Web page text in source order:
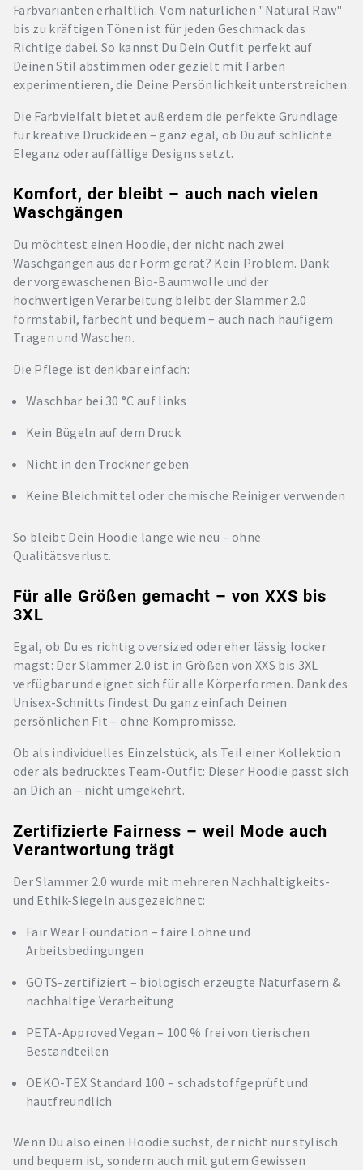
Farbvarianten erhältlich. Vom natürlichen "Natural Raw"
bis zu kräftigen Tönen ist für jeden Geschmack das
Richtige dabei. So kannst Du Dein Outfit perfekt auf
Deinen Stil abstimmen oder gezielt mit Farben
experimentieren, die Deine Persönlichkeit unterstreichen.
Die Farbvielfalt bietet außerdem die perfekte Grundlage
für kreative Druckideen – ganz egal, ob Du auf schlichte
Eleganz oder auffällige Designs setzt.
Komfort, der bleibt – auch nach vielen
Waschgängen
Du möchtest einen Hoodie, der nicht nach zwei
Waschgängen aus der Form gerät? Kein Problem. Dank
der vorgewaschenen Bio-Baumwolle und der
hochwertigen Verarbeitung bleibt der Slammer 2.0
formstabil, farbecht und bequem – auch nach häufigem
Tragen und Waschen.
Die Pflege ist denkbar einfach:
Waschbar bei 30 °C auf links
Kein Bügeln auf dem Druck
Nicht in den Trockner geben
Keine Bleichmittel oder chemische Reiniger verwenden
So bleibt Dein Hoodie lange wie neu – ohne
Qualitätsverlust.
Für alle Größen gemacht – von XXS bis
3XL
Egal, ob Du es richtig oversized oder eher lässig locker
magst: Der Slammer 2.0 ist in Größen von XXS bis 3XL
verfügbar und eignet sich für alle Körperformen. Dank des
Unisex-Schnitts findest Du ganz einfach Deinen
persönlichen Fit – ohne Kompromisse.
Ob als individuelles Einzelstück, als Teil einer Kollektion
oder als bedrucktes Team-Outfit: Dieser Hoodie passt sich
an Dich an – nicht umgekehrt.
Zertifizierte Fairness – weil Mode auch
Verantwortung trägt
Der Slammer 2.0 wurde mit mehreren Nachhaltigkeits-
und Ethik-Siegeln ausgezeichnet:
Fair Wear Foundation – faire Löhne und
Arbeitsbedingungen
GOTS-zertifiziert – biologisch erzeugte Naturfasern &
nachhaltige Verarbeitung
PETA-Approved Vegan – 100 % frei von tierischen
Bestandteilen
OEKO-TEX Standard 100 – schadstoffgeprüft und
hautfreundlich
Wenn Du also einen Hoodie suchst, der nicht nur stylisch
und bequem ist, sondern auch mit gutem Gewissen